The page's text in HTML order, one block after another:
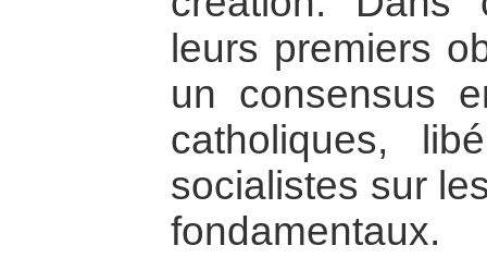
leurs premiers
un consensus
catholiques,
socialistes sur
fondamentaux.